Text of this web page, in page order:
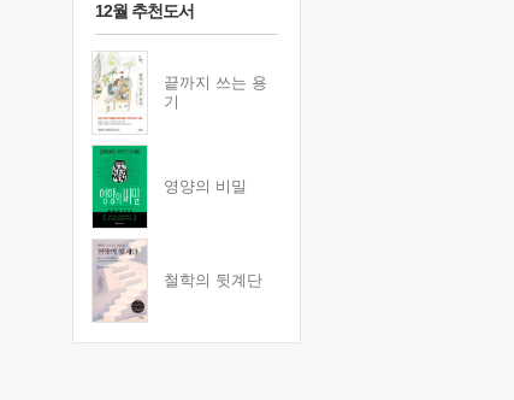
12월 추천도서
끝까지 쓰는 용
기
영양의 비밀
철학의 뒷계단